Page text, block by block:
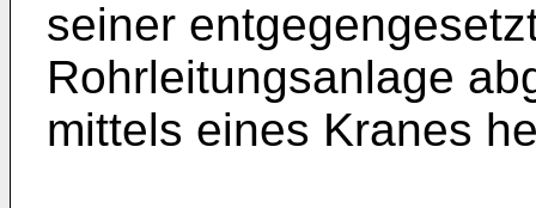
seiner
Rohrleitungsanlage
mittels eines Kranes